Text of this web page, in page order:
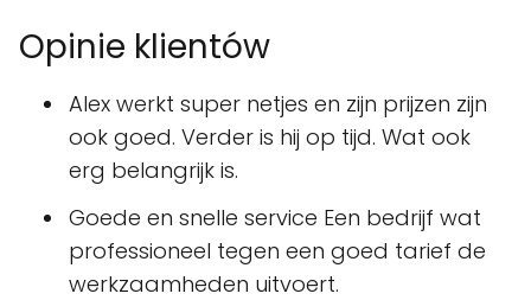
Opinie klientów
Alex werkt super netjes en zijn prijzen zijn
ook goed. Verder is hij op tijd. Wat ook
erg belangrijk is.
Goede en snelle service Een bedrijf wat
professioneel tegen een goed tarief de
werkzaamheden uitvoert.